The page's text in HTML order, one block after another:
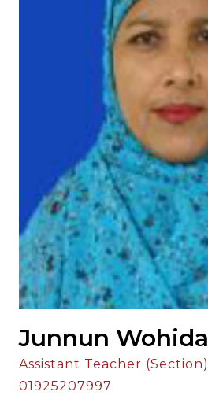
Junnun Wohida
Assistant Teacher (Section)
01925207997